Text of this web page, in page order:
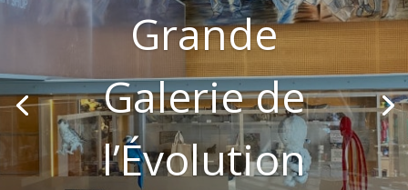
Grande
Galerie de
l’Évolution